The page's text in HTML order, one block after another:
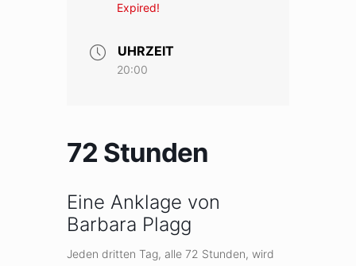
Expired!
UHRZEIT
20:00
72 Stunden
Eine Anklage von
Barbara Plagg
Jeden dritten Tag, alle 72 Stunden, wird